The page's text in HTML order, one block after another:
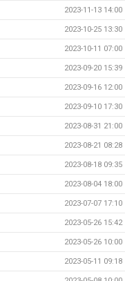
2023-11-13 14:00
2023-10-25 13:30
2023-10-11 07:00
2023-09-20 15:39
2023-09-16 12:00
2023-09-10 17:30
2023-08-31 21:00
2023-08-21 08:28
2023-08-18 09:35
2023-08-04 18:00
2023-07-07 17:10
2023-05-26 15:42
2023-05-26 10:00
2023-05-11 09:18